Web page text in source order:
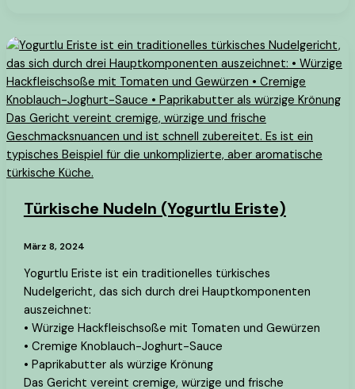
Türkische Nudeln (Yogurtlu Eriste)
März 8, 2024
Yogurtlu Eriste ist ein traditionelles türkisches
Nudelgericht, das sich durch drei Hauptkomponenten
auszeichnet:
• Würzige Hackfleischsoße mit Tomaten und Gewürzen
• Cremige Knoblauch-Joghurt-Sauce
• Paprikabutter als würzige Krönung
Das Gericht vereint cremige, würzige und frische